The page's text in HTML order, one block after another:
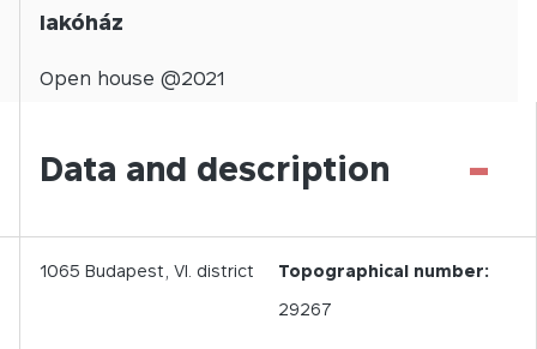
lakóház
Open house @2021
Data and description -
1065 Budapest, VI. district
Topographical number:
29267